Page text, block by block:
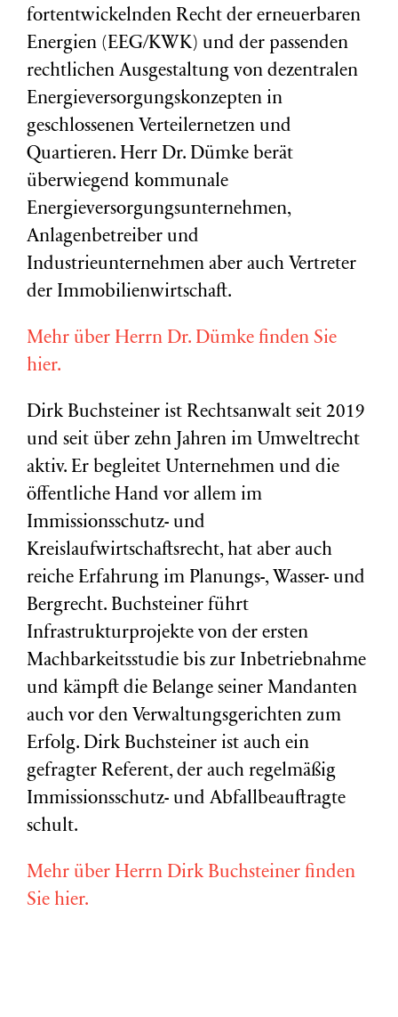
fortentwickelnden Recht der erneuerbaren
Energien (EEG/KWK) und der passenden
rechtlichen Ausgestaltung von dezentralen
Energieversorgungskonzepten in
geschlossenen Verteilernetzen und
Quartieren. Herr Dr. Dümke berät
überwiegend kommunale
Energieversorgungsunternehmen,
Anlagenbetreiber und
Industrieunternehmen aber auch Vertreter
der Immobilienwirtschaft.
Mehr über Herrn Dr. Dümke finden Sie
hier.
Dirk Buchsteiner ist Rechtsanwalt seit 2019
und seit über zehn Jahren im Umweltrecht
aktiv. Er begleitet Unternehmen und die
öffentliche Hand vor allem im
Immissionsschutz- und
Kreislaufwirtschaftsrecht, hat aber auch
reiche Erfahrung im Planungs-, Wasser- und
Bergrecht. Buchsteiner führt
Infrastrukturprojekte von der ersten
Machbarkeitsstudie bis zur Inbetriebnahme
und kämpft die Belange seiner Mandanten
auch vor den Verwaltungsgerichten zum
Erfolg. Dirk Buchsteiner ist auch ein
gefragter Referent, der auch regelmäßig
Immissionsschutz- und Abfallbeauftragte
schult.
Mehr über Herrn Dirk Buchsteiner finden
Sie hier.